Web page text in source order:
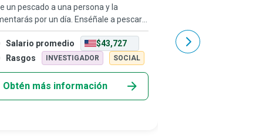
un pescado a una persona y la
por un día. Enséñale a pescar y
hasta que el río se
o la orilla sea tomada para
Enséñale a ser un Organizador
Salario promedio
$43,727
Rasgos
INVESTIGADOR SOCIAL
Obtén más información
habilidades y la
casa las que
casa habitable. Las
Salario promedio